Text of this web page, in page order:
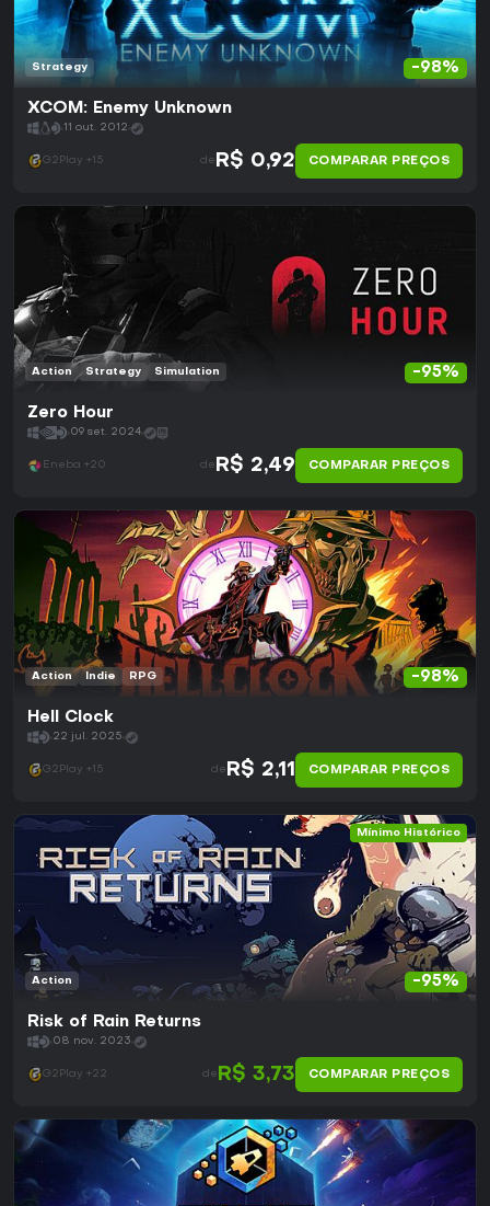
-98%
Strategy
XCOM: Enemy Unknown
11 out. 2012
G2Play +15 de R$ 0,92 COMPARAR PREÇOS
-95%
Action Strategy Simulation
Zero Hour
09 set. 2024
Eneba +20 de R$ 2,49 COMPARAR PREÇOS
-98%
Action Indie RPG
Hell Clock
22 jul. 2025
G2Play +15 de R$ 2,11 COMPARAR PREÇOS
Mínimo Histórico
-95%
Action
Risk of Rain Returns
08 nov. 2023
G2Play +22 de R$ 3,73 COMPARAR PREÇOS